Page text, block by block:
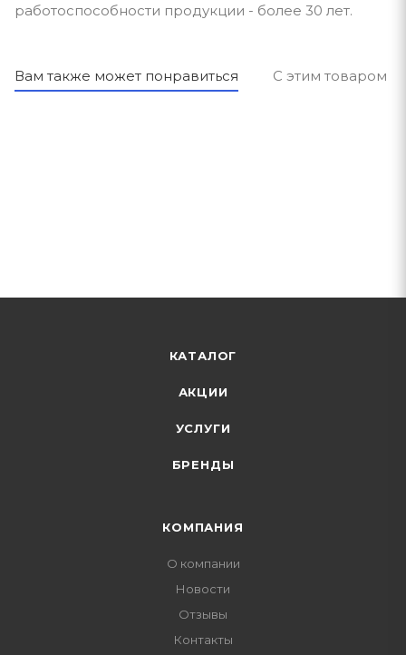
работоспособности продукции - более 30 лет.
Вам также может понравиться С этим товаром
КАТАЛОГ
АКЦИИ
УСЛУГИ
БРЕНДЫ
КОМПАНИЯ
О компании
Новости
Отзывы
Контакты